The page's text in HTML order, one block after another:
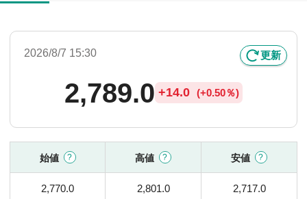
2026/8/7 15:30 更新
2,789.0 +14.0 (+0.50％)
始値 高値 安値
2,770.0 2,801.0 2,717.0